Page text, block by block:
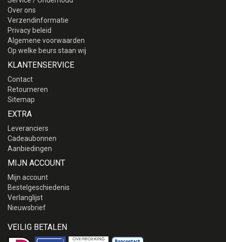
Over ons
Verzendinformatie
Privacy beleid
Algemene voorwaarden
Op welke beurs staan wij
KLANTENSERVICE
Contact
Retourneren
Sitemap
EXTRA
Leveranciers
Cadeaubonnen
Aanbiedingen
MIJN ACCOUNT
Mijn account
Bestelgeschiedenis
Verlanglijst
Nieuwsbrief
VEILIG BETALEN